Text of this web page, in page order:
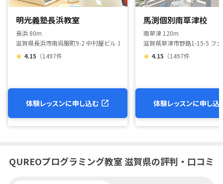
明光義塾長浜教室
長浜 80m
滋賀県長浜市南呉服町9-2 中村屋ビル 1F
★ 4.15 （1497件
体験レッスンに申し込む
馬渕個別南草津校
南草津 120m
滋賀県草津市野路1-15-5 フ
★ 4.15 （1497件
体験レッスンに申し込
QUREOプログラミング教室 滋賀県の評判・口コミ